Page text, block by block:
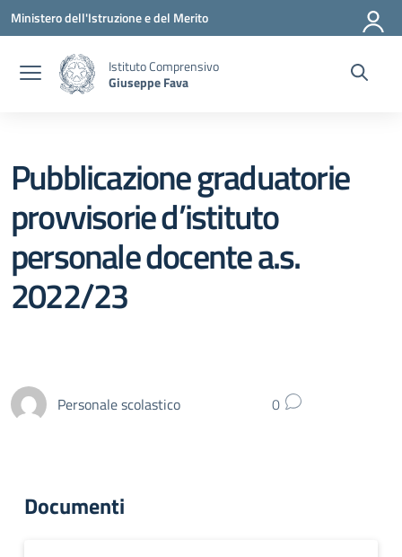
Vai ai contenuti
Vai al menu di navigazione
Vai al footer
Ministero dell'Istruzione e del Merito
Istituto Comprensivo
Giuseppe Fava
Pubblicazione graduatorie
provvisorie d’istituto
personale docente a.s.
2022/23
Personale scolastico 0
Documenti